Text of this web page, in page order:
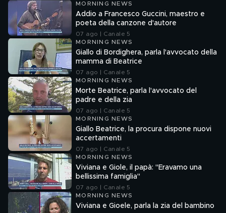
MORNING NEWS
Addio a Francesco Guccini, maestro e
poeta della canzone d'autore
07 ago | Canale 5
MORNING NEWS
Giallo di Bordighera, parla l'avvocato della
mamma di Beatrice
07 ago | Canale 5
MORNING NEWS
Morte Beatrice, parla l'avvocato del
padre e della zia
07 ago | Canale 5
MORNING NEWS
Giallo Beatrice, la procura dispone nuovi
accertamenti
07 ago | Canale 5
MORNING NEWS
Viviana e Giole, il papà: "Eravamo una
bellissima famiglia"
07 ago | Canale 5
MORNING NEWS
Viviana e Gioele, parla la zia del bambino